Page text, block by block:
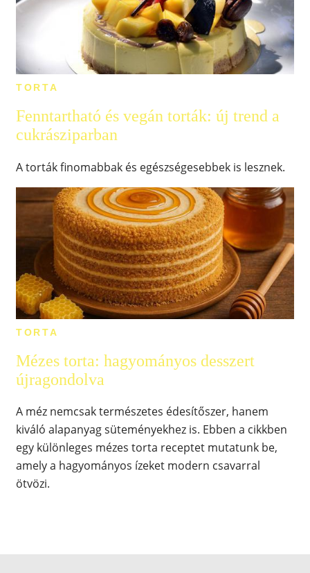
TORTA
Fenntartható és vegán torták: új trend a
cukrásziparban
A torták finomabbak és egészségesebbek is lesznek.
TORTA
Mézes torta: hagyományos desszert
újragondolva
A méz nemcsak természetes édesítőszer, hanem
kiváló alapanyag süteményekhez is. Ebben a cikkben
egy különleges mézes torta receptet mutatunk be,
amely a hagyományos ízeket modern csavarral
ötvözi.